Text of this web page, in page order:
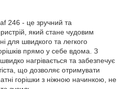
246 - це зручний та
який стане чудовим
для швидкого та легкого
прямо у себе вдома. З
нагрівається та забезпечує
що дозволяє отримувати
горішки з ніжною начинкою, не